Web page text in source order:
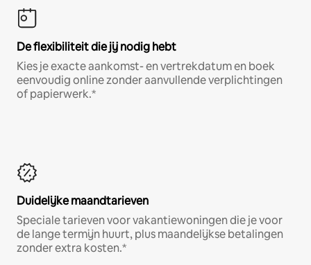
De flexibiliteit die jij nodig hebt
Kies je exacte aankomst- en vertrekdatum en boek
eenvoudig online zonder aanvullende verplichtingen
of papierwerk.*
Duidelijke maandtarieven
Speciale tarieven voor vakantiewoningen die je voor
de lange termijn huurt, plus maandelijkse betalingen
zonder extra kosten.*